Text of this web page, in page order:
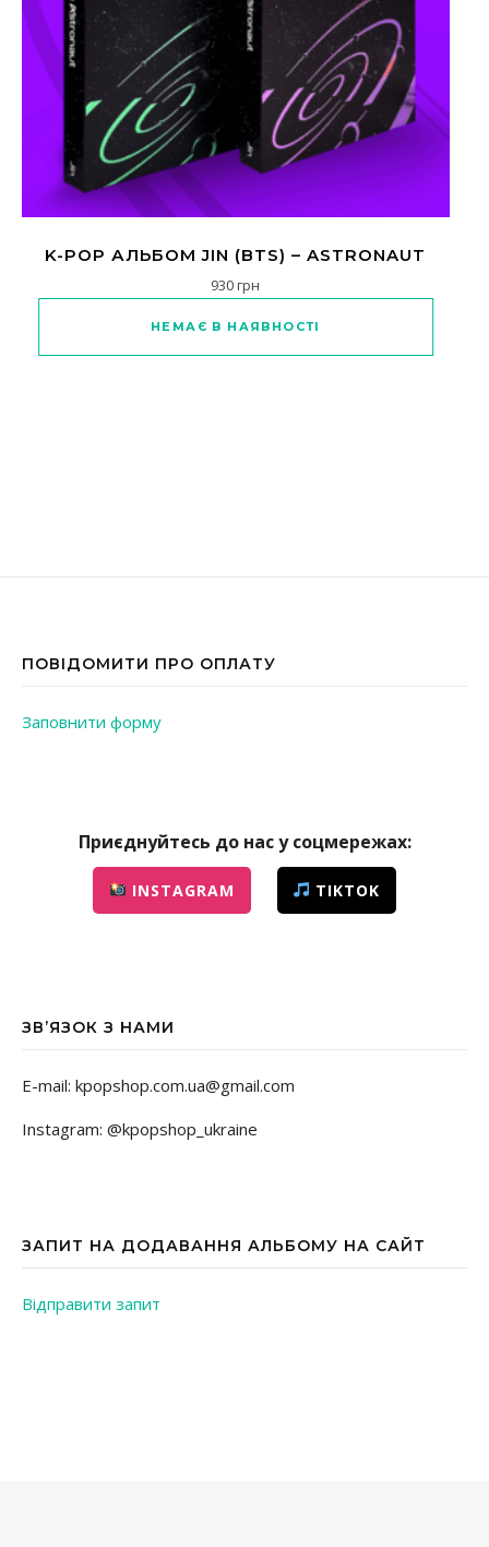
K-POP АЛЬБОМ JIN (BTS) – ASTRONAUT
930грн
НЕМАЄ В НАЯВНОСТІ
ПОВІДОМИТИ ПРО ОПЛАТУ
Заповнити форму
Приєднуйтесь до нас у соцмережах:
INSTAGRAM TIKTOK
ЗВ’ЯЗОК З НАМИ
E-mail: kpopshop.com.ua@gmail.com
Instagram: @kpopshop_ukraine
ЗАПИТ НА ДОДАВАННЯ АЛЬБОМУ НА САЙТ
Відправити запит